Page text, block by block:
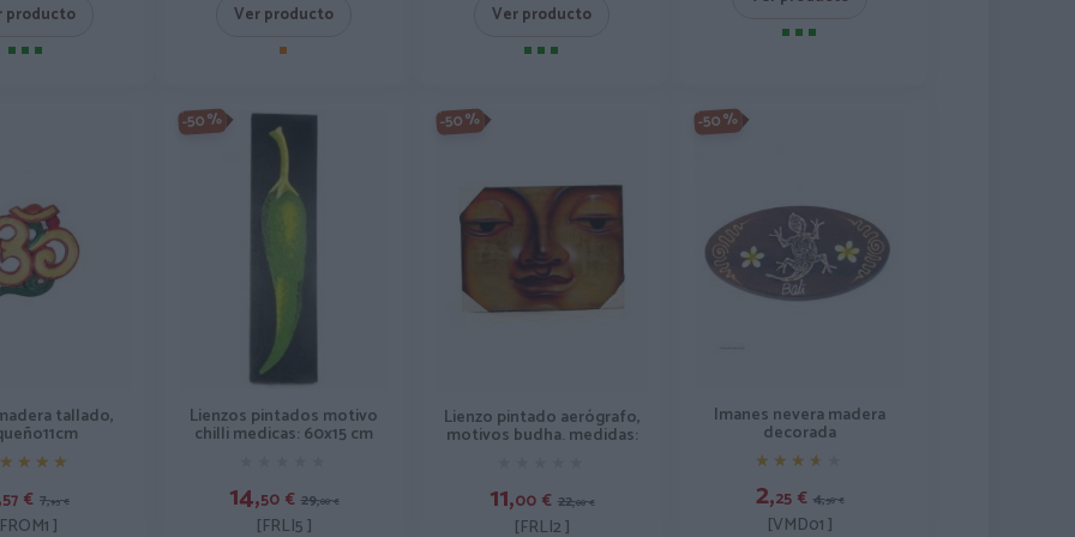
producto Ver producto Ver producto
tallado,
57 € 7,95 €
]
-50%
Lienzos pintados motivo
chilli medicas: 60x15 cm
14,50 € 29,00 €
[FRLI5 ]
-50%
Lienzo pintado aerógrafo,
motivos budha. medidas:
11,00 € 22,00 €
[FRLI2 ]
-50%
Imanes nevera madera
decorada
★★★★★
★★★★★
2,25 € 4,50 €
[VMD01 ]